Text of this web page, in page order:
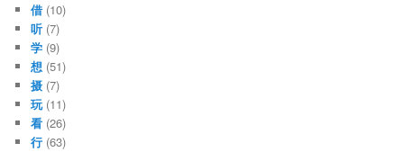
借 (10)
听 (7)
学 (9)
想 (51)
摄 (7)
玩(11)
看 (26)
行 (63)